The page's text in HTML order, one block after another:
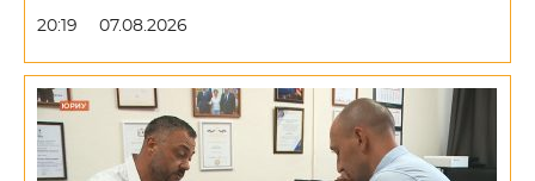
20:19 07.08.2026